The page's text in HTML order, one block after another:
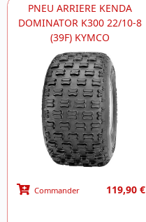
PNEU ARRIERE KENDA
DOMINATOR K300 22/10-8
(39F) KYMCO
Commander 119,90 €